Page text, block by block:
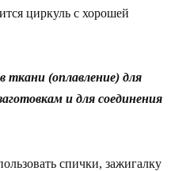
циркуль с хорошей
ткани (оплавление) для
и для соединения
спички, зажигалку